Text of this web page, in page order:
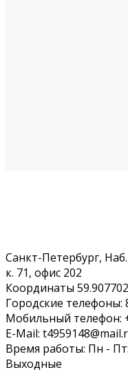
Санкт-Петербург,
к. 71, офис 202
Координаты
Городские телефоны:
Мобильный телефон:
E-Mail:
Время работы: Пн -
Выходные